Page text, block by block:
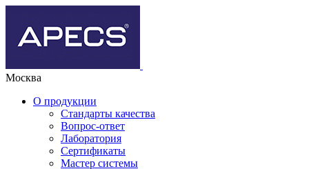
Москва
О продукции
Стандарты качества
Вопрос-ответ
Лаборатория
Сертификаты
Мастер системы